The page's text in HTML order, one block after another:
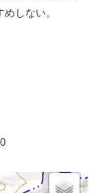
しない。